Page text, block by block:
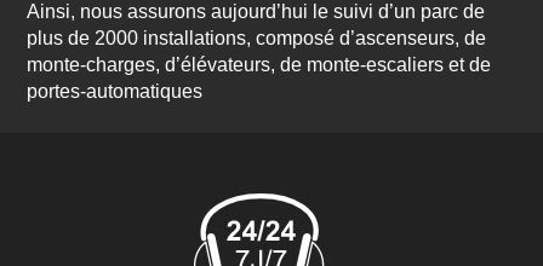
Ainsi, nous assurons aujourd’hui le suivi d’un parc de
plus de 2000 installations, composé d’ascenseurs, de
monte-charges, d’élévateurs, de monte-escaliers et de
portes-automatiques